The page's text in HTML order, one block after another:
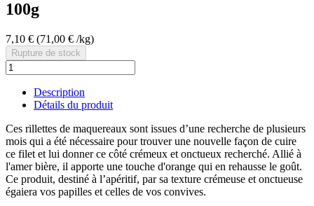
100g
7,10 € (71,00 € /kg)
Rupture de stock
Description
Détails du produit
Ces rillettes de maquereaux sont issues d’une recherche de plusieurs
mois qui a été nécessaire pour trouver une nouvelle façon de cuire
ce filet et lui donner ce côté crémeux et onctueux recherché. Allié à
l'amer bière, il apporte une touche d'orange qui en rehausse le goût.
Ce produit, destiné à l’apéritif, par sa texture crémeuse et onctueuse
égaiera vos papilles et celles de vos convives.